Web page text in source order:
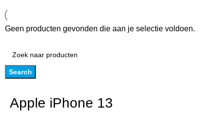
Geen producten gevonden die aan je selectie voldoen.
Search
Apple iPhone 13